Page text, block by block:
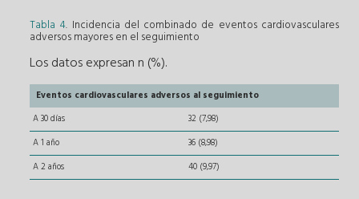
Tabla 4. Incidencia del combinado de eventos cardiovasculares
adversos mayores en el seguimiento
Los datos expresan n (%).
Eventos cardiovasculares adversos al seguimiento
A 30 días
32 (7,98)
A 1 año
36 (8,98)
A 2 años
40 (9,97)